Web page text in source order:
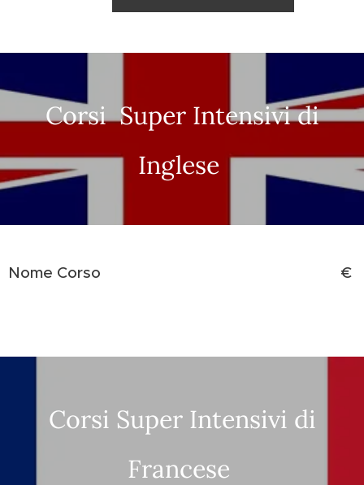
Corsi Super Intensivi di
Inglese
Nome Corso €
Corsi Super Intensivi di
Francese